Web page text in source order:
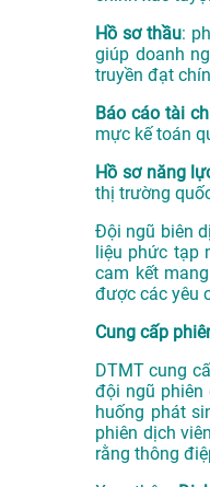
Hồ sơ thầu:
giúp doanh
truyền đạt
Báo cáo tài
mực kế toán
Hồ sơ năng
thị trường
Đội ngũ biên
liệu phức tạp
cam kết
được các yêu
Cung cấp
DTMT cung
đội ngũ phiên
huống phát
phiên dịch
rằng thông